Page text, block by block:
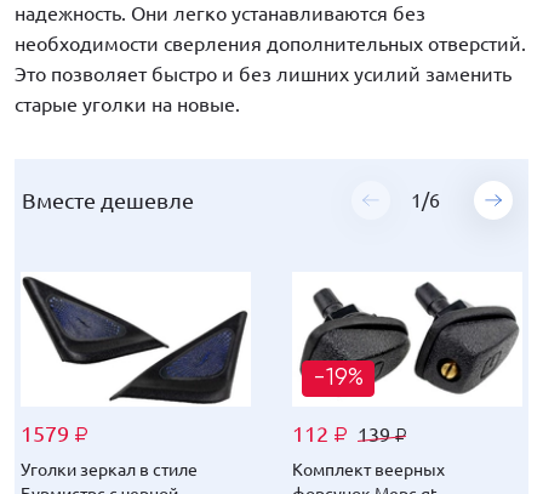
надежность. Они легко устанавливаются без
необходимости сверления дополнительных отверстий.
Это позволяет быстро и без лишних усилий заменить
старые уголки на новые.
Вместе дешевле 1 /6
1579 ₽
Уголки зеркал в стиле
-19%
112 ₽ 139₽
Комплект веерных
Вместе дешевле 1 /6
1579 ₽
Уголки зеркал в стиле
-19%
136 ₽ 169₽
Обратный клапан
Вместе дешевле 1 /6
1579 ₽
Уголки зеркал в стиле
-19%
112 ₽ 139₽
Обратный клапан
Вместе дешевле 1 /6
1579 ₽
Уголки зеркал в стиле
-10%
1141₽ 1189
Подогревы передних
Вместе дешевле 1 /6
1579 ₽
Уголки зеркал в стиле
-19%
250 ₽ 309₽
Кисточка с краской для
Вместе дешевле 1 /6
1579 ₽
Уголки зеркал в стиле
-19%
120 ₽ 149₽
Резиновый коврик